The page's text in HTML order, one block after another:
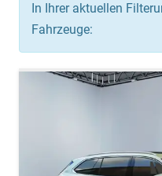
In Ihrer aktuellen
Fahrzeuge: